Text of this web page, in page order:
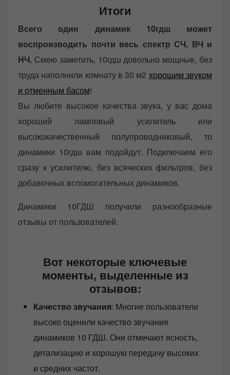
Итоги
Всего один динамик 10гдш может
воспроизводить почти весь спектр СЧ, ВЧ и
НЧ. Смею заметить, 10гдш довольно мощные, без
труда наполнили комнату в 30 м2 хорошим звуком
и отменным басом!
Вы любите высокое качества звука, у вас дома
хороший ламповый усилитель или
высококачественный полупроводниковый, то
динамики 10гдш вам подойдут. Подключаем его
сразу к усилителю, без всяческих фильтров, без
добавочных вспомогательных динамиков.
Динамики 10ГДШ получили разнообразные
отзывы от пользователей.
Вот некоторые ключевые
моменты, выделенные из
отзывов:
Качество звучания: Многие пользователи
высоко оценили качество звучания
динамиков 10 ГДШ. Они отмечают ясность,
детализацию и хорошую передачу высоких
и средних частот.